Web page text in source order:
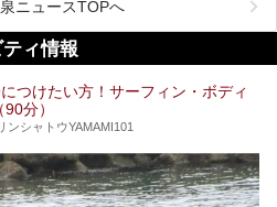
ーパー銭湯や日帰り温泉が多く、「どこに
悩んでしまう方も多いと思います。
考にして「キャナル・リゾート」に出かけ
でしょうか？
ニュースTOPへ
ィ情報
つけたい方！サーフィン・ボディ
分）
シャトウYAMAMI101